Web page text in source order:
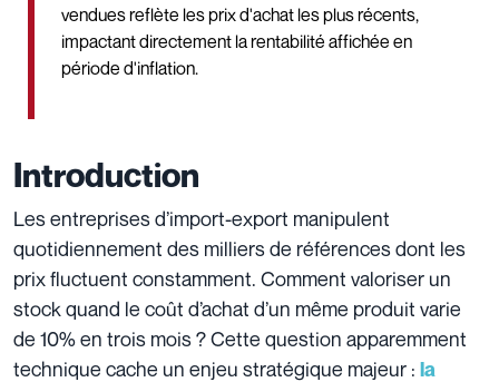
vendues reflète les prix d'achat les plus récents,
impactant directement la rentabilité affichée en
période d'inflation.
Introduction
Les entreprises d’import-export manipulent
quotidiennement des milliers de références dont les
prix fluctuent constamment. Comment valoriser un
stock quand le coût d’achat d’un même produit varie
de 10% en trois mois ? Cette question apparemment
technique cache un enjeu stratégique majeur : la